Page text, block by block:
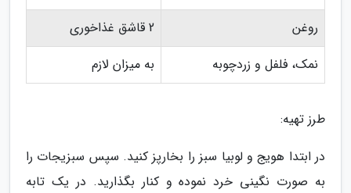
روغن
2 قاشق غذاخوری
نمک، فلفل و زردچوبه
به میزان لازم
طرز تهیه:
در ابتدا هویج و لوبیا سبز را بخارپز کنید. سپس سبزیجات را
به صورت نگینی خرد نموده و کنار بگذارید. در یک تابه